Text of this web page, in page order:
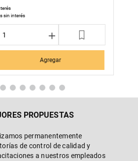
sin interés
＋
Agregar
PROPUESTAS
permanentemente
de control de calidad y
a nuestros empleados